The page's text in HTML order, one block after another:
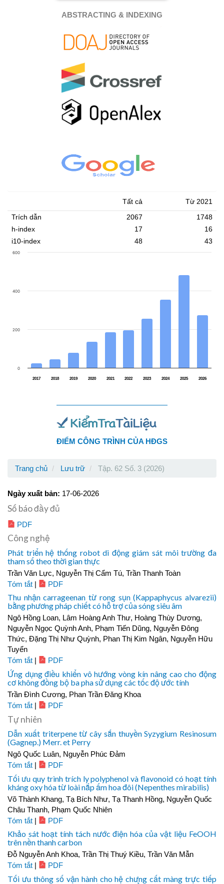
ABSTRACTING & INDEXING
Tất cả
Từ 2021
Trích dẫn
2067
1748
h-index
17
16
i10-index
48 43
2017 2018 2019 2020 2021 2022 2023 2024 2025 2026
0
200
400
600
ĐIỂM CÔNG TRÌNH CỦA HĐGS
Trang chủ Lưu trữ Tập. 62 Số. 3 (2026)
Ngày xuất bản: 17-06-2026
Số báo đầy đủ
PDF
Công nghệ
Phát triển hệ thống robot di động giám sát môi trường đa
tham số theo thời gian thực
Trần Văn Lực, Nguyễn Thị Cẩm Tú, Trần Thanh Toàn
Tóm tắt | PDF
Thu nhận carrageenan từ rong sụn (Kappaphycus alvarezii)
bằng phương pháp chiết có hỗ trợ của sóng siêu âm
Ngô Hồng Loan, Lâm Hoàng Anh Thư, Hoàng Thùy Dương,
Nguyễn Ngọc Quỳnh Anh, Phạm Tiến Dũng, Nguyễn Đông
Thức, Đặng Thị Như Quỳnh, Phan Thị Kim Ngân, Nguyễn Hữu
Tuyển
Tóm tắt | PDF
Ứng dụng điều khiển vô hướng vòng kín nâng cao cho động
cơ không đồng bộ ba pha sử dụng các tốc độ ước tính
Trần Đình Cương, Phan Trần Đăng Khoa
Tóm tắt | PDF
Tự nhiên
Dẫn xuất triterpene từ cây sắn thuyền Syzygium Resinosum
(Gagnep.) Merr. et Perry
Ngô Quốc Luân, Nguyễn Phúc Đảm
Tóm tắt | PDF
Tối ưu quy trình trích ly polyphenol và flavonoid có hoạt tính
kháng oxy hóa từ loài nắp ấm hoa đôi (Nepenthes mirabilis)
Võ Thành Khang, Tạ Bích Như, Tạ Thanh Hồng, Nguyễn Quốc
Châu Thanh, Phạm Quốc Nhiên
Tóm tắt | PDF
Khảo sát hoạt tính tách nước điện hóa của vật liệu FeOOH
trên nền thanh carbon
Đỗ Nguyễn Anh Khoa, Trần Thị Thuý Kiều, Trần Văn Mẫn
Tóm tắt | PDF
Tối ưu thông số vận hành cho hệ chưng cất màng trực tiếp